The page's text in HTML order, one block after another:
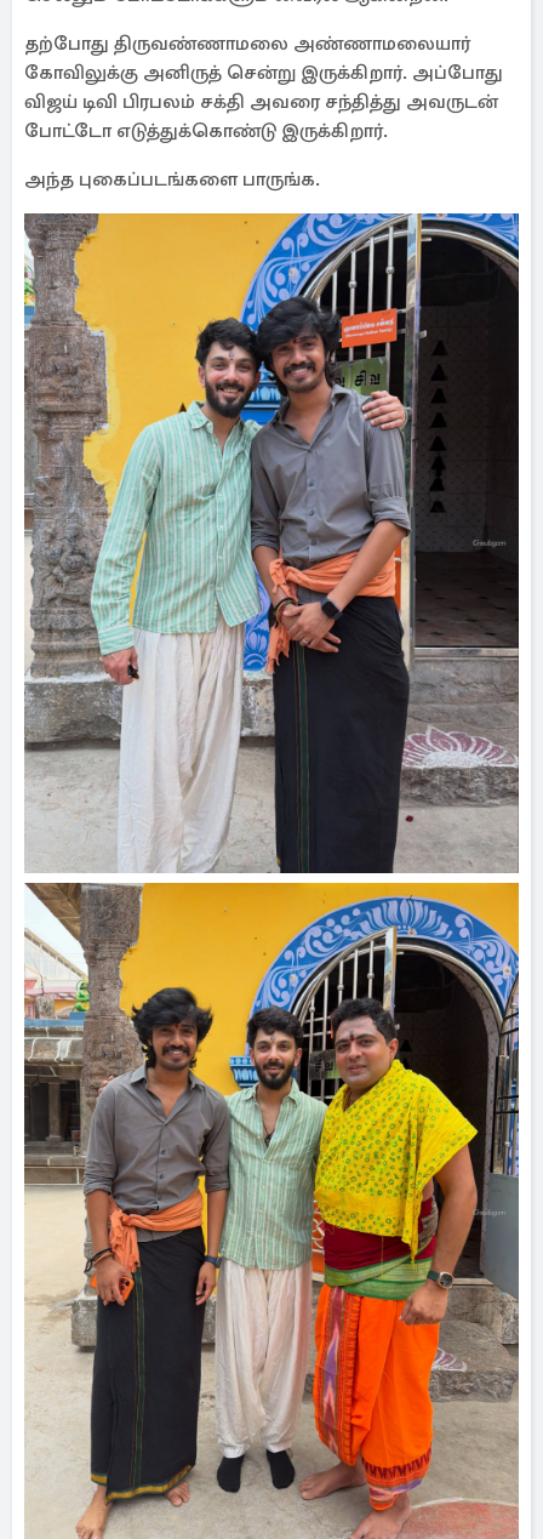
தற்போது திருவண்ணாமலை அண்ணாமலையார்
கோவிலுக்கு அனிருத் சென்று இருக்கிறார். அப்போது
விஜய் டிவி பிரபலம் சக்தி அவரை சந்தித்து அவருடன்
போட்டோ எடுத்துக்கொண்டு இருக்கிறார்.
அந்த புகைப்படங்களை பாருங்க.